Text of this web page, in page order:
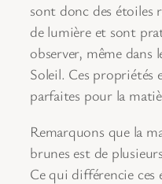
sont donc des étoiles
de lumière et sont
observer, même dans
Soleil. Ces propriétés
parfaites pour la
Remarquons que la
brunes est de
Ce qui différencie ces